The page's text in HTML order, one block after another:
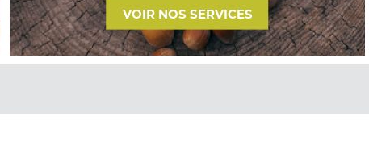
VOIR NOS SERVICES